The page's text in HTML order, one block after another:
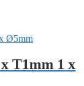
T1mm 1 x